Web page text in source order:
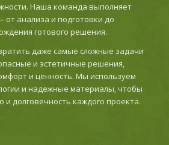
Наша команда выполняет
анализа и подготовки до
готового решения.
даже самые сложные задачи
и эстетичные решения,
и ценность. Мы используем
и надежные материалы, чтобы
и долговечность каждого проекта.